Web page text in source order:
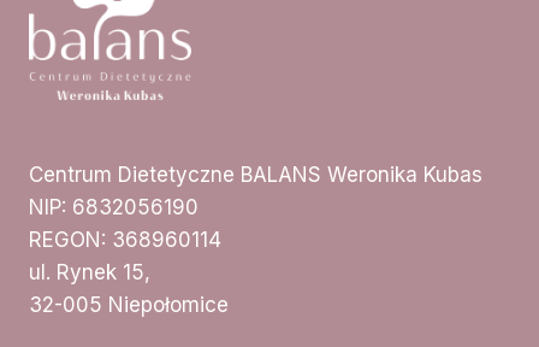
Centrum Dietetyczne BALANS Weronika Kubas
NIP: 6832056190
REGON: 368960114
ul. Rynek 15,
32-005 Niepołomice